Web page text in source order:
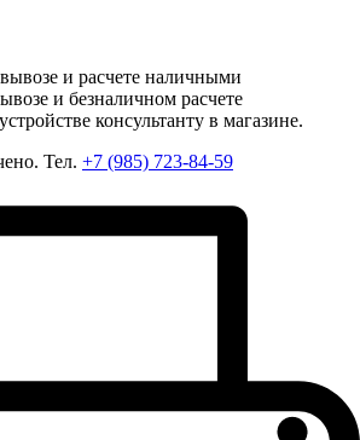
и расчете наличными
и безналичном расчете
консультанту в магазине.
Тел. +7 (985) 723-84-59